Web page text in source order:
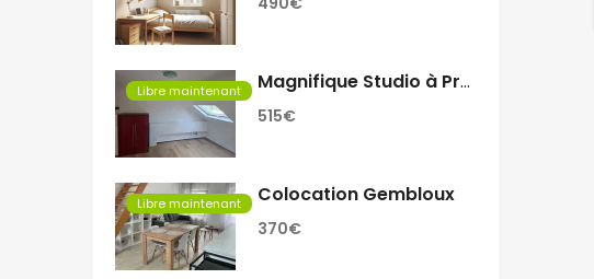
Libre maintenant Magnifique Studio à Proximité de Rive Gauche
515€
Libre maintenant Colocation Gembloux
370€